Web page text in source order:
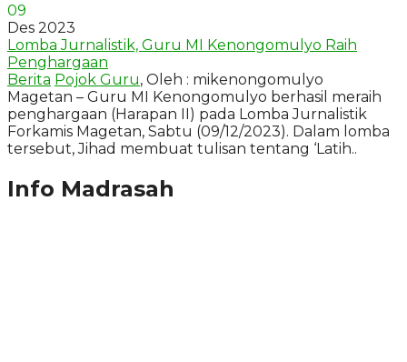
09
Des 2023
Lomba Jurnalistik, Guru MI Kenongomulyo Raih
Penghargaan
Berita Pojok Guru, Oleh : mikenongomulyo
Magetan – Guru MI Kenongomulyo berhasil meraih
penghargaan (Harapan II) pada Lomba Jurnalistik
Forkamis Magetan, Sabtu (09/12/2023). Dalam lomba
tersebut, Jihad membuat tulisan tentang ‘Latih..
Info Madrasah